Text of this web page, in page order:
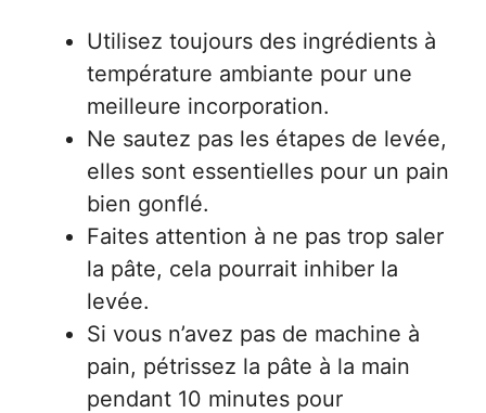
Utilisez toujours des ingrédients à
température ambiante pour une
meilleure incorporation.
Ne sautez pas les étapes de levée,
elles sont essentielles pour un pain
bien gonflé.
Faites attention à ne pas trop saler
la pâte, cela pourrait inhiber la
levée.
Si vous n’avez pas de machine à
pain, pétrissez la pâte à la main
pendant 10 minutes pour